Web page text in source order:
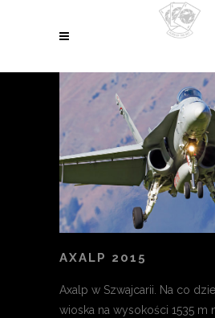
AXALP 2015
Axalp w Szwajcarii. Na co
wioska na wysokości 1535 m